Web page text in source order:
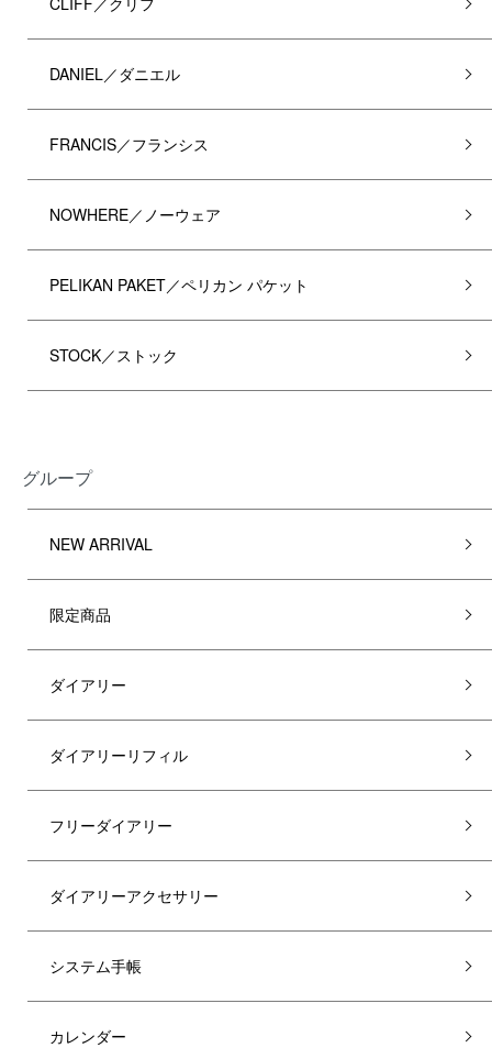
DANIEL／ダニエル
FRANCIS／フランシス
NOWHERE／ノーウェア
PELIKAN PAKET／ペリカン パケット
STOCK／ストック
グループ
NEW ARRIVAL
限定商品
ダイアリー
ダイアリーリフィル
フリーダイアリー
ダイアリーアクセサリー
システム手帳
カレンダー